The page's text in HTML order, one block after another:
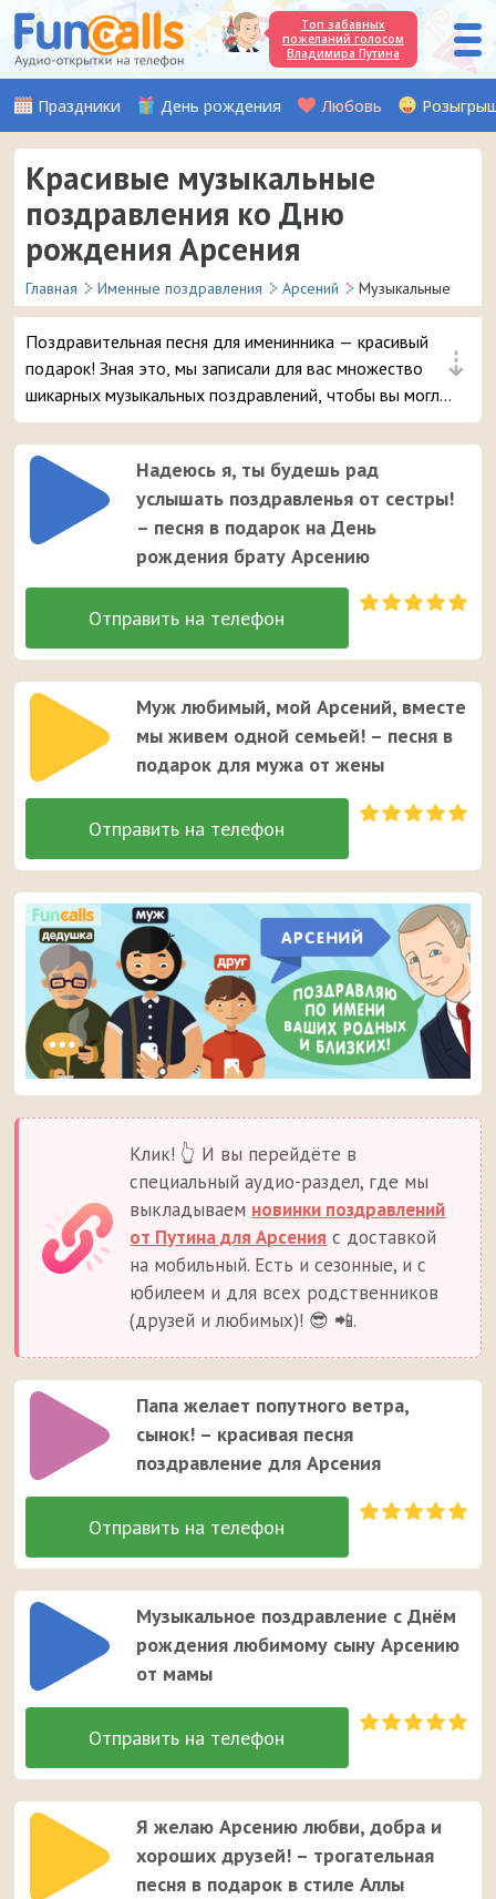
Топ забавных
пожеланий голосом
Владимира Путина
Праздники День рождения Любовь
Красивые музыкальные
поздравления ко Дню
рождения Арсения
Главная Именные поздравления Арсений Музыкальные
⇣
Поздравительная песня для именинника — красивый
подарок! Зная это, мы записали для вас множество
шикарных музыкальных поздравлений, чтобы вы могли
удивить и порадовать вашего друга или знакомого с
именем Арсений в день его рождения.
Надеюсь я, ты будешь рад
услышать поздравленья от сестры!
– песня в подарок на День
рождения брату Арсению
Муж любимый, мой Арсений, вместе
мы живем одной семьей! – песня в
подарок для мужа от жены
Клик! 👆 И вы перейдёте в
специальный аудио-раздел, где мы
выкладываем новинки поздравлений
от Путина для Арсения с доставкой
на мобильный. Есть и сезонные, и с
юбилеем и для всех родственников
(друзей и любимых)! 😎 📲.
Папа желает попутного ветра,
сынок! – красивая песня
поздравление для Арсения
Музыкальное поздравление с Днём
рождения любимому сыну Арсению
от мамы
Я желаю Арсению любви, добра и
хороших друзей! – трогательная
песня в подарок в стиле Аллы